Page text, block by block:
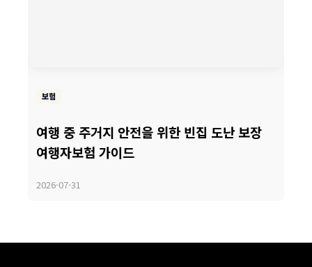
보험
여행 중 주거지 안전을 위한 빈집 도난 보장
여행자보험 가이드
2026-07-31